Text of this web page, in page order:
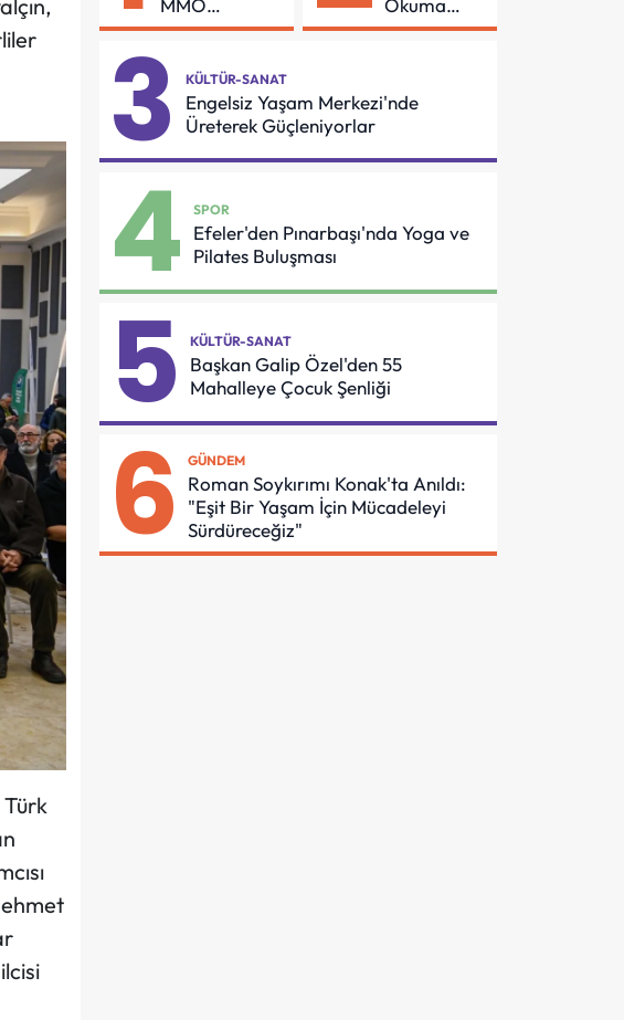
MMO
Arasında
Güvenliği İçin
Önemli
Protokol
Okuma
Azmi Örnek
3 KÜLTÜR-SANAT
Engelsiz Yaşam Merkezi'nde
Üreterek Güçleniyorlar
4 SPOR
Efeler'den Pınarbaşı'nda Yoga ve
Pilates Buluşması
5 KÜLTÜR-SANAT
Başkan Galip Özel'den 55
Mahalleye Çocuk Şenliği
6 GÜNDEM
Roman Soykırımı Konak'ta Anıldı:
"Eşit Bir Yaşam İçin Mücadeleyi
Sürdüreceğiz"